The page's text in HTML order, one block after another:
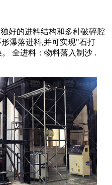
好的进料结构和多种破碎腔
瀑落进料,并可实现"石打
全进料：物料落入制沙 .